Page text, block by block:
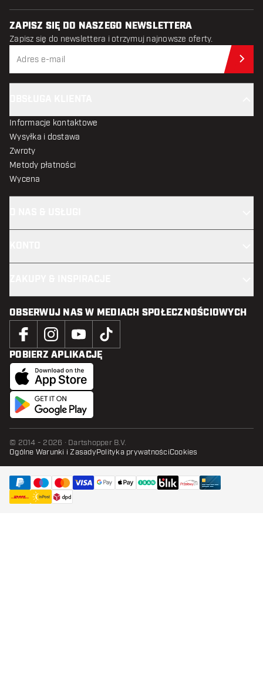
ZAPISZ SIĘ DO NASZEGO NEWSLETTERA
Zapisz się do newslettera i otrzymuj najnowsze oferty.
Informacje kontaktowe
Wysyłka i dostawa
Zwroty
Metody płatności
Wycena
OBSERWUJ NAS W MEDIACH SPOŁECZNOŚCIOWYCH
POBIERZ APLIKACJĘ
© 2014 - 2026 · Dartshopper B.V.
Ogólne Warunki i ZasadyPolityka prywatnościCookies